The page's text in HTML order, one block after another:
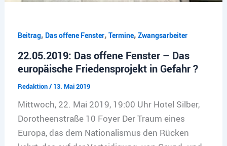
Beitrag, Das offene Fenster, Termine, Zwangsarbeiter
22.05.2019: Das offene Fenster – Das
europäische Friedensprojekt in Gefahr ?
Redaktion/ 13. Mai 2019
Mittwoch, 22. Mai 2019, 19:00 Uhr Hotel Silber,
Dorotheenstraße 10 Foyer Der Traum eines
Europa, das dem Nationalismus den Rücken